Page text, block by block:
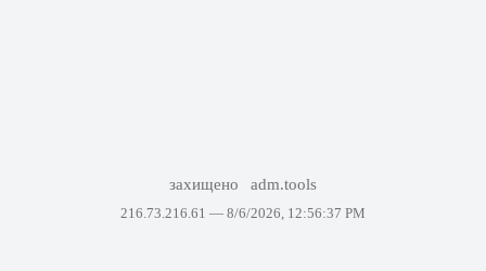
захищено adm.tools
216.73.216.61 — 8/6/2026, 12:56:37 PM